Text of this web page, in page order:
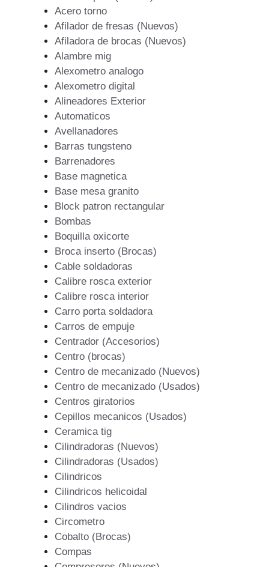
Acero torno
Afilador de fresas (Nuevos)
Afiladora de brocas (Nuevos)
Alambre mig
Alexometro analogo
Alexometro digital
Alineadores Exterior
Automaticos
Avellanadores
Barras tungsteno
Barrenadores
Base magnetica
Base mesa granito
Block patron rectangular
Bombas
Boquilla oxicorte
Broca inserto (Brocas)
Cable soldadoras
Calibre rosca exterior
Calibre rosca interior
Carro porta soldadora
Carros de empuje
Centrador (Accesorios)
Centro (brocas)
Centro de mecanizado (Nuevos)
Centro de mecanizado (Usados)
Centros giratorios
Cepillos mecanicos (Usados)
Ceramica tig
Cilindradoras (Nuevos)
Cilindradoras (Usados)
Cilindricos
Cilindricos helicoidal
Cilindros vacios
Circometro
Cobalto (Brocas)
Compas